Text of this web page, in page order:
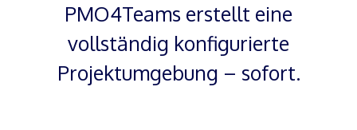
PMO4Teams erstellt eine
vollständig konfigurierte
Projektumgebung – sofort.